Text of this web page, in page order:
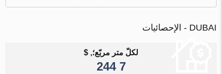
DUBAI - الإحصائيات
لكلّ متر مربّع؛, $
7 244